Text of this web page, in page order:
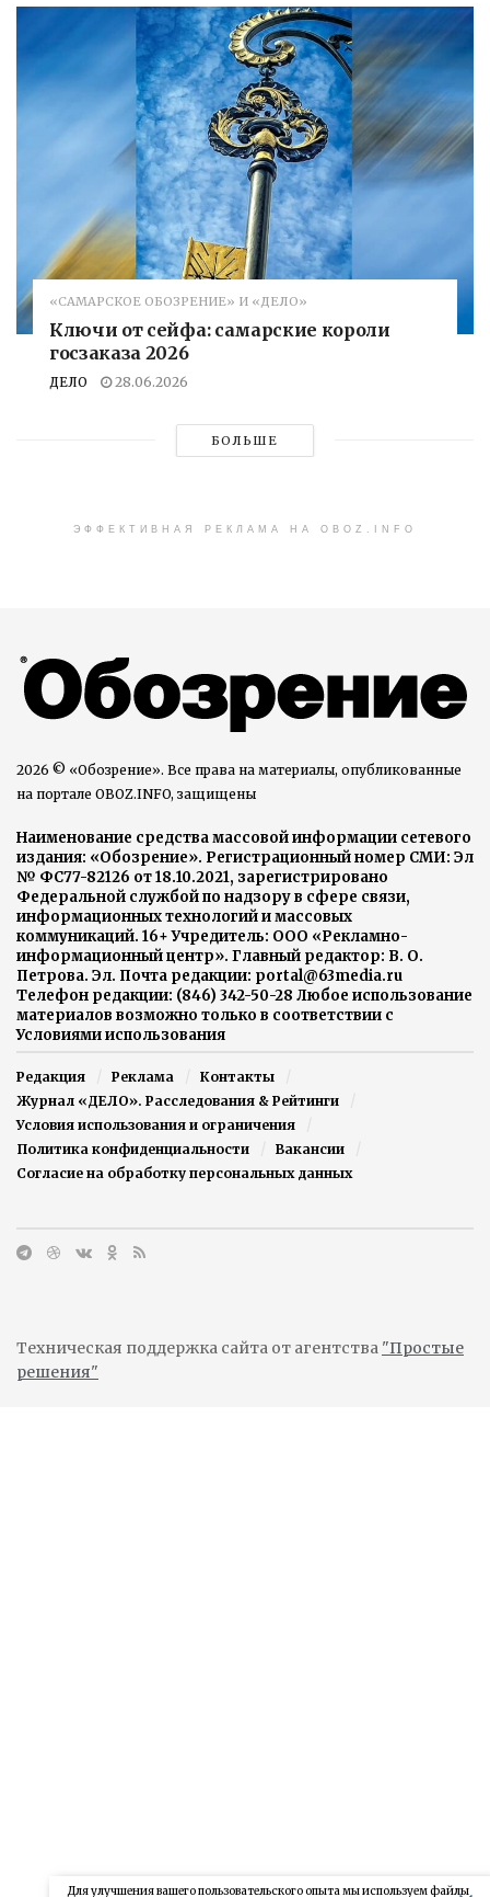
«САМАРСКОЕ ОБОЗРЕНИЕ» И «ДЕЛО»
Ключи от сейфа: самарские короли
госзаказа 2026
ДЕЛО 28.06.2026
БОЛЬШЕ
ЭФФЕКТИВНАЯ РЕКЛАМА НА OBOZ.INFO
2026 © «Обозрение». Все права на материалы, опубликованные
на портале OBOZ.INFO, защищены
Наименование средства массовой информации сетевого
издания: «Обозрение». Регистрационный номер СМИ: Эл
№ ФС77-82126 от 18.10.2021, зарегистрировано
Федеральной службой по надзору в сфере связи,
информационных технологий и массовых
коммуникаций. 16+ Учредитель: ООО «Рекламно-
информационный центр». Главный редактор: В. О.
Петрова. Эл. Почта редакции: portal@63media.ru
Телефон редакции: (846) 342-50-28 Любое использование
материалов возможно только в соответствии с
Условиями использования
Редакция Реклама
Контакты
Журнал «ДЕЛО». Расследования & Рейтинги
Условия использования и ограничения
Политика конфиденциальности
Вакансии
Согласие на обработку персональных данных
Техническая поддержка сайта от агентства "Простые
решения"
Для улучшения вашего пользовательского опыта мы используем файлы